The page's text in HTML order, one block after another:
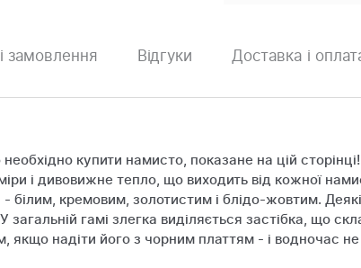
замовлення Відгуки Доставка і
купити намисто, показане на цій
і дивовижне тепло, що виходить від кожної
кремовим, золотистим і блідо-жовтим. Деякі
гамі злегка виділяється застібка, що
надіти його з чорним платтям - і водночас не